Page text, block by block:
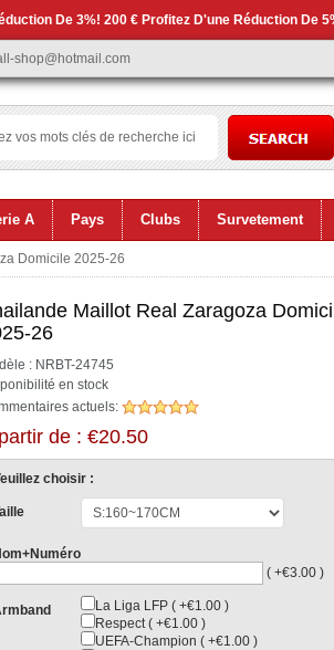
De 3%! 200 € Profitez D'une Réduction De
shop@hotmail.com
A Pays Clubs Survetement
Domicile 2025-26
Maillot Real Zaragoza
26
: NRBT-24745
en stock
actuels:
de : €20.50
choisir :
( +€3.00 )
La Liga LFP ( +€1.00 )
Respect ( +€1.00 )
UEFA-Champion ( +€1.00 )